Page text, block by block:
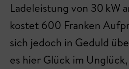
Ladeleistung von 30 kW
kostet 600 Franken
sich jedoch in Geduld
es hier Glück im